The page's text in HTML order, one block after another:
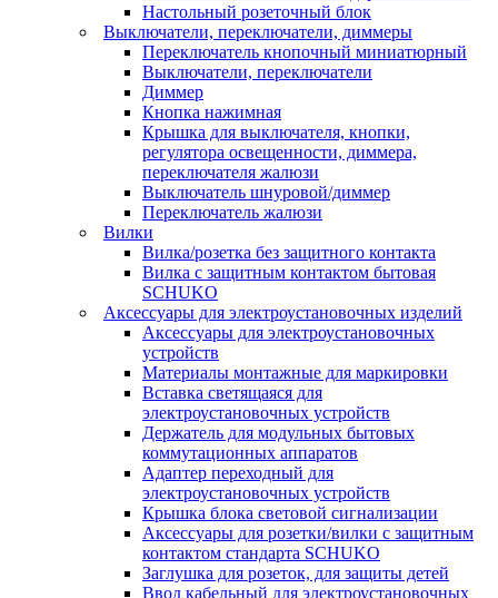
Настольный розеточный блок
Выключатели, переключатели, диммеры
Переключатель кнопочный миниатюрный
Выключатели, переключатели
Диммер
Кнопка нажимная
Крышка для выключателя, кнопки,
регулятора освещенности, диммера,
переключателя жалюзи
Выключатель шнуровой/диммер
Переключатель жалюзи
Вилки
Вилка/розетка без защитного контакта
Вилка с защитным контактом бытовая
SCHUKO
Аксессуары для электроустановочных изделий
Аксессуары для электроустановочных
устройств
Материалы монтажные для маркировки
Вставка светящаяся для
электроустановочных устройств
Держатель для модульных бытовых
коммутационных аппаратов
Адаптер переходный для
электроустановочных устройств
Крышка блока световой сигнализации
Аксессуары для розетки/вилки с защитным
контактом стандарта SCHUKO
Заглушка для розеток, для защиты детей
Ввод кабельный для электроустановочных